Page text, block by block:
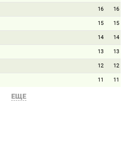
16 16
15 15
14 14
13 13
12 12
11 11
ЕЩЕ